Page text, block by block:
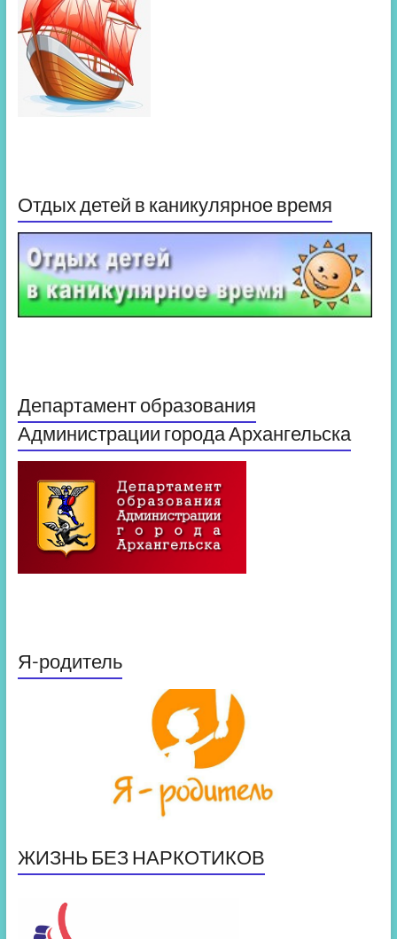
Отдых детей в каникулярное время
Департамент образования
Администрации города Архангельска
Я-родитель
ЖИЗНЬ БЕЗ НАРКОТИКОВ